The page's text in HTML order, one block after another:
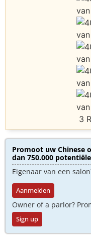
3
Promoot uw Chinese
dan 750.000
Eigenaar van een
Aanmelden
Owner of a parlor?
Sign up